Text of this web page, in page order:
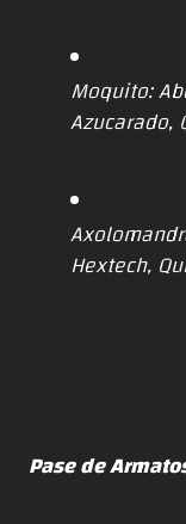
Moquito:
Azucarado,
Hextech,
Pase de